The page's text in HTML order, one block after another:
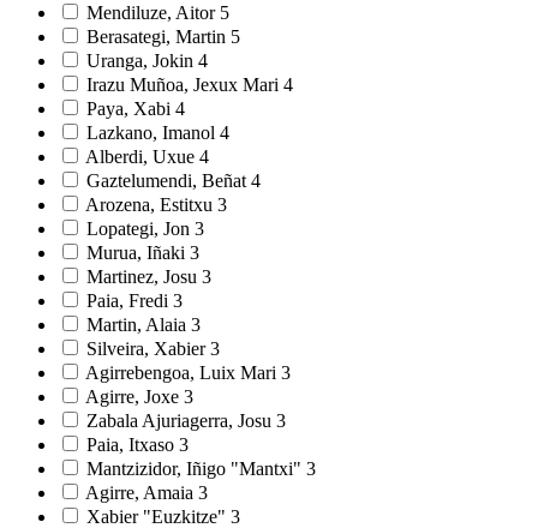
Mendiluze, Aitor 5
Berasategi, Martin 5
Uranga, Jokin 4
Irazu Muñoa, Jexux Mari 4
Paya, Xabi 4
Lazkano, Imanol 4
Alberdi, Uxue 4
Gaztelumendi, Beñat 4
Arozena, Estitxu 3
Lopategi, Jon 3
Murua, Iñaki 3
Martinez, Josu 3
Paia, Fredi 3
Martin, Alaia 3
Silveira, Xabier3
Agirrebengoa, Luix Mari 3
Agirre, Joxe 3
Zabala Ajuriagerra, Josu 3
Paia, Itxaso 3
Mantzizidor, Iñigo "Mantxi" 3
Agirre, Amaia 3
Xabier "Euzkitze" 3